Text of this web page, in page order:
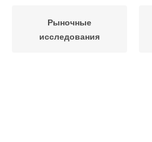
Рыночные
исследования